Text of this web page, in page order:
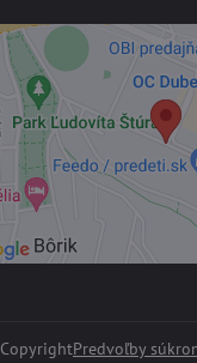
CopyrightPredvoľby